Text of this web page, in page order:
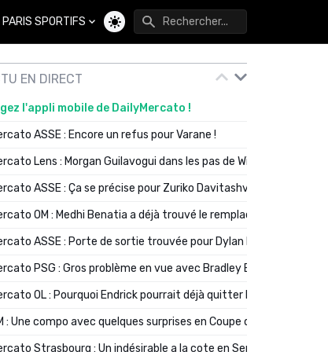
PARIS SPORTIFS
Changer de thème
EN DIRECT
l'appli mobile de DailyMercato !
ASSE : Encore un refus pour Varane !
Lens : Morgan Guilavogui dans les pas de Will Still ?
ASSE : Ça se précise pour Zuriko Davitashvili
OM : Medhi Benatia a déjà trouvé le remplaçant de Robinio
ASSE : Porte de sortie trouvée pour Dylan Batubinsika
PSG : Gros problème en vue avec Bradley Barcola ?
OL : Pourquoi Endrick pourrait déjà quitter Lyon en janvier
: Une compo avec quelques surprises en Coupe de France
Strasbourg : Un indésirable a la cote en Serie A